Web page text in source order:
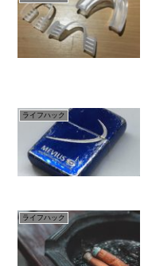
ライフハック
ライフハック